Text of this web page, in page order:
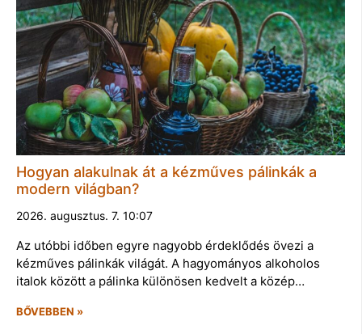
Hogyan alakulnak át a kézműves pálinkák a
modern világban?
2026. augusztus. 7. 10:07
Az utóbbi időben egyre nagyobb érdeklődés övezi a
kézműves pálinkák világát. A hagyományos alkoholos
italok között a pálinka különösen kedvelt a közép…
BŐVEBBEN »